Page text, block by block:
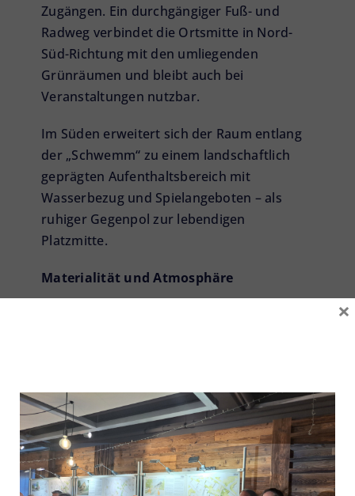
Zugängen. Ein durchgängiger Fuß- und
Radweg verbindet die Ortsmitte in Nord-
Süd-Richtung mit den umliegenden
Grünräumen und bleibt auch bei
Veranstaltungen nutzbar.
Im Süden erweitert sich der Raum entlang
der „Schwemm“ zu einem landschaftlich
geprägten Aufenthaltsbereich mit
Wasserbezug und Spielangeboten – als
ruhiger Gegenpol zur lebendigen
Platzmitte.
Materialität und Atmosphäre
bildet. Die Entwässerungsmulde wird mit
einem optisch identischen, jedoch
fugenoffenen Belag ausgebildet, der
Funktion und Gestaltung verbindet.
×